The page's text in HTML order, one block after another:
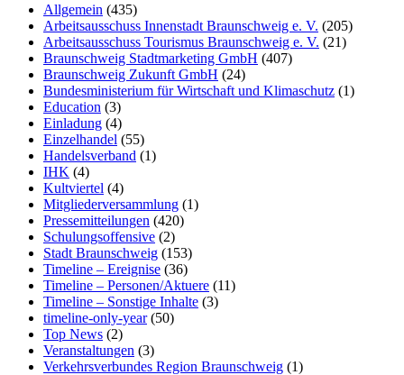
Allgemein (435)
Arbeitsausschuss Innenstadt Braunschweig e. V. (205)
Arbeitsausschuss Tourismus Braunschweig e. V. (21)
Braunschweig Stadtmarketing GmbH (407)
Braunschweig Zukunft GmbH (24)
Bundesministerium für Wirtschaft und Klimaschutz (1)
Education (3)
Einladung (4)
Einzelhandel (55)
Handelsverband (1)
IHK (4)
Kultviertel (4)
Mitgliederversammlung (1)
Pressemitteilungen (420)
Schulungsoffensive (2)
Stadt Braunschweig (153)
Timeline – Ereignise (36)
Timeline – Personen/Aktuere (11)
Timeline – Sonstige Inhalte (3)
timeline-only-year(50)
Top News (2)
Veranstaltungen (3)
Verkehrsverbundes Region Braunschweig (1)